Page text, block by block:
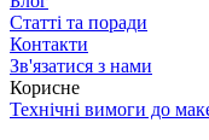
Статті та поради
Контакти
Зв'язатися з нами
Корисне
Технічні вимоги до